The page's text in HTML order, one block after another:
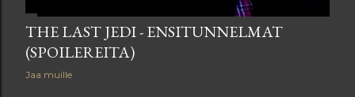
THE LAST JEDI - ENSITUNNELMAT
(SPOILEREITA)
Jaa muille